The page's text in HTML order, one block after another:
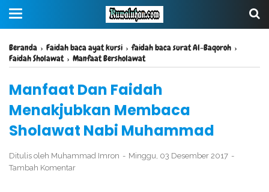
Beranda › Faidah baca ayat kursi ›faidah baca surat Al-Baqoroh ›
Faidah Sholawat › Manfaat Bersholawat
Manfaat Dan Faidah
Menakjubkan Membaca
Sholawat Nabi Muhammad
Ditulis oleh Muhammad Imron
Minggu, 03 Desember 2017
Tambah Komentar